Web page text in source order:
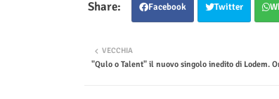
Facebook Twitter
VECCHIA
"Qulo o Talent" il nuovo singolo inedito di Lodem.